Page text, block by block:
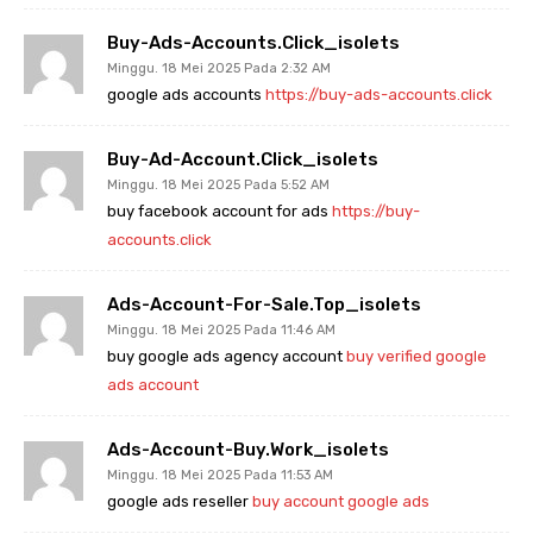
Buy-Ads-Accounts.click_isolets
Minggu. 18 Mei 2025 Pada 2:32 AM
google ads accounts https://buy-ads-accounts.click
Buy-Ad-Account.click_isolets
Minggu. 18 Mei 2025 Pada 5:52 AM
buy facebook account for ads https://buy-
accounts.click
Ads-Account-For-Sale.top_isolets
Minggu. 18 Mei 2025 Pada 11:46 AM
buy google ads agency account buy verified google
ads account
Ads-Account-Buy.work_isolets
Minggu. 18 Mei 2025 Pada 11:53 AM
google ads reseller buy account google ads